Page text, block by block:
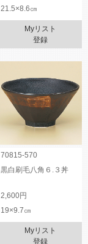
21.5×8.6㎝
Myリスト
登録
70815-570
黒白刷毛八角６.３丼
2,600円
19×9.7㎝
Myリスト
登録